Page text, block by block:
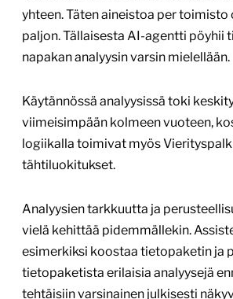
yhteen. Täten aineistoa per toimisto
paljon. Tällaisesta AI-agentti pöyhii
napakan analyysin varsin mielellään.
Käytännössä analyysissä toki
viimeisimpään kolmeen vuoteen,
logiikalla toimivat myös
tähtiluokitukset.
Analyysien tarkkuutta ja
vielä kehittää pidemmällekin.
esimerkiksi koostaa tietopaketin ja
tietopaketista erilaisia analyysejä
tehtäisiin varsinainen julkisesti